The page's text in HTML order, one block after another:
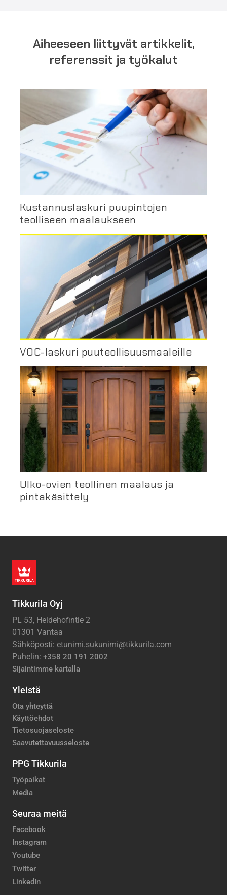
Aiheeseen liittyvät artikkelit,
referenssit ja työkalut
Kustannuslaskuri puupintojen
teolliseen maalaukseen
VOC-laskuri puuteollisuusmaaleille
Ulko-ovien teollinen maalaus ja
pintakäsittely
Tikkurila Oyj
PL 53, Heidehofintie 2
01301 Vantaa
Sähköposti: etunimi.sukunimi@tikkurila.com
Puhelin: +358 20 191 2002
Sijaintimme kartalla
Yleistä
Ota yhteyttä
Käyttöehdot
Tietosuojaseloste
Saavutettavuusseloste
PPG Tikkurila
Työpaikat
Media
Seuraa meitä
Facebook
Instagram
Youtube
Twitter
LinkedIn